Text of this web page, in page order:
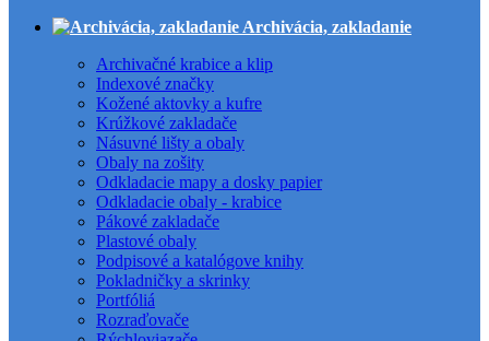
Archivácia, zakladanie
Archivačné krabice a klip
Indexové značky
Kožené aktovky a kufre
Krúžkové zakladače
Násuvné lišty a obaly
Obaly na zošity
Odkladacie mapy a dosky papier
Odkladacie obaly - krabice
Pákové zakladače
Plastové obaly
Podpisové a katalógove knihy
Pokladničky a skrinky
Portfóliá
Rozraďovače